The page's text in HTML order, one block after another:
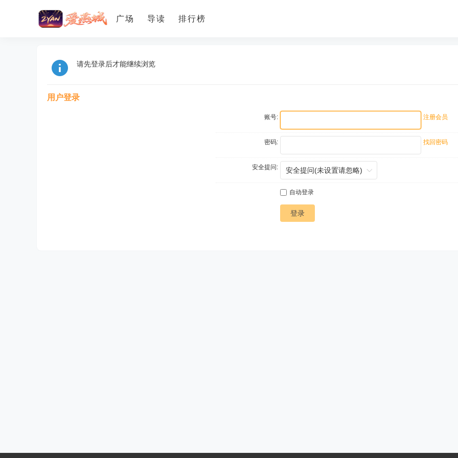
广场 导读 排行榜
请先登录后才能继续浏览
用户登录
账号: 注册会员
密码: 找回密码
安全提问:
自动登录
登录